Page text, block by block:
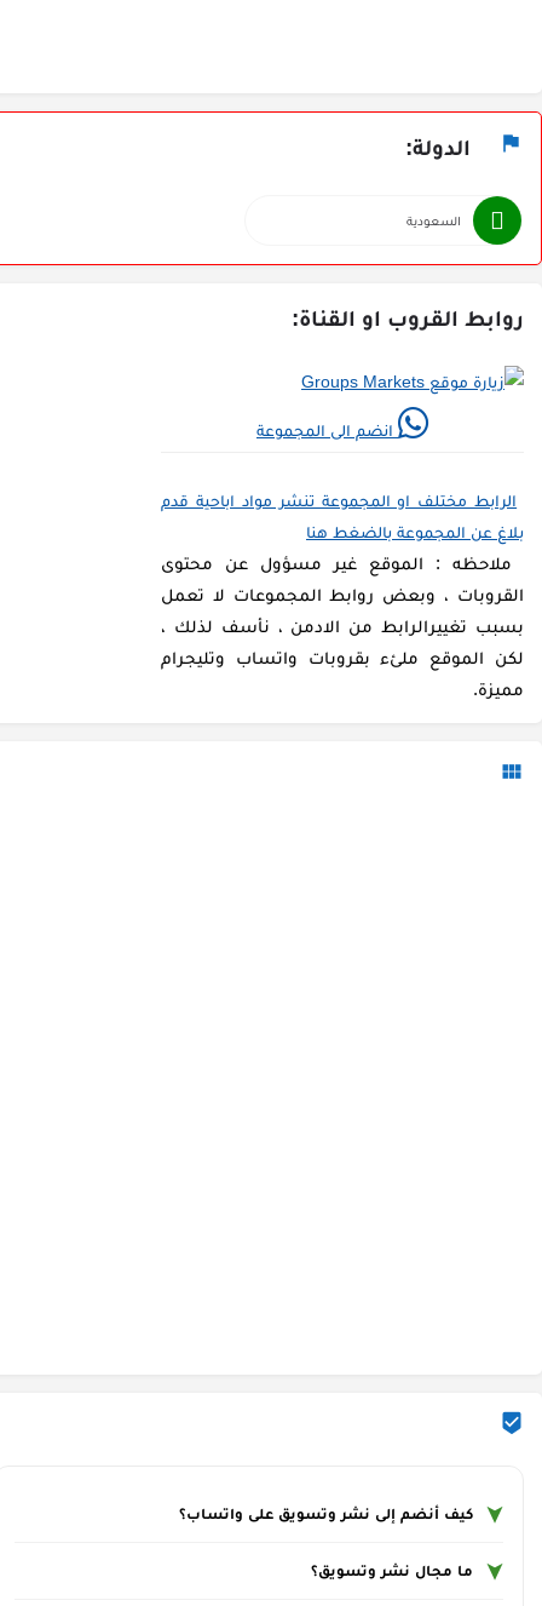
الدولة:
السعودية
روابط القروب او القناة:
انضم الى المجموعة
الرابط مختلف او المجموعة تنشر مواد اباحية قدم
بلاغ عن المجموعة بالضغط هنا
ملاحظه : الموقع غير مسؤول عن محتوى
القروبات ، وبعض روابط المجموعات لا تعمل
بسبب تغييرالرابط من الادمن ، نأسف لذلك ،
لكن الموقع ملئء بقروبات واتساب وتليجرام
مميزة.
كيف أنضم إلى نشر وتسويق على واتساب؟
ما مجال نشر وتسويق؟